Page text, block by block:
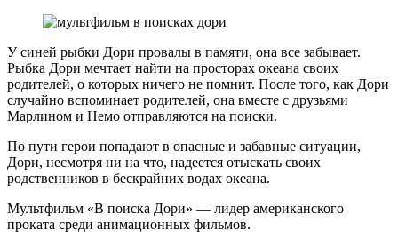
У синей рыбки Дори провалы в памяти, она все забывает.
Рыбка Дори мечтает найти на просторах океана своих
родителей, о которых ничего не помнит. После того, как Дори
случайно вспоминает родителей, она вместе с друзьями
Марлином и Немо отправляются на поиски.
По пути герои попадают в опасные и забавные ситуации,
Дори, несмотря ни на что, надеется отыскать своих
родственников в бескрайних водах океана.
Мультфильм «В поиска Дори» — лидер американского
проката среди анимационных фильмов.